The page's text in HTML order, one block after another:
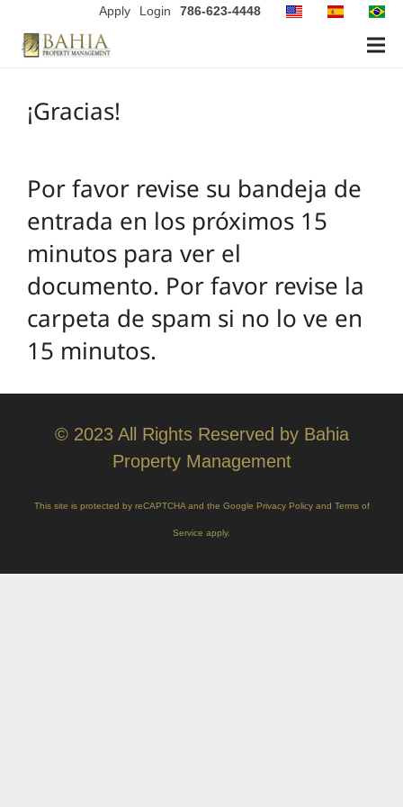
Apply Login 786-623-4448
¡Gracias!
Por favor revise su bandeja de
entrada en los próximos 15
minutos para ver el
documento. Por favor revise la
carpeta de spam si no lo ve en
15 minutos.
© 2023 All Rights Reserved by Bahia
Property Management
This site is protected by reCAPTCHA and the Google Privacy Policyand Terms of
Service apply.